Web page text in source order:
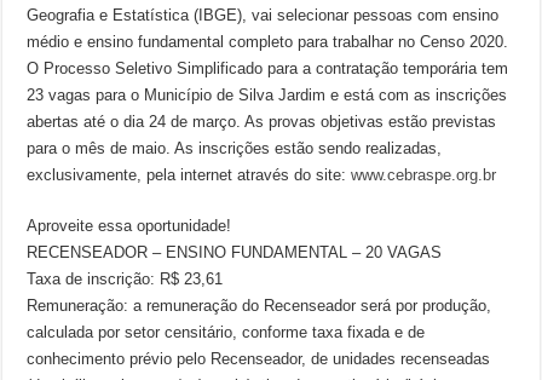
Geografia e Estatística (IBGE), vai selecionar pessoas com ensino
médio e ensino fundamental completo para trabalhar no Censo 2020.
O Processo Seletivo Simplificado para a contratação temporária tem
23 vagas para o Município de Silva Jardim e está com as inscrições
abertas até o dia 24 de março. As provas objetivas estão previstas
para o mês de maio. As inscrições estão sendo realizadas,
exclusivamente, pela internet através do site:www.cebraspe.org.br
Aproveite essa oportunidade!
RECENSEADOR – ENSINO FUNDAMENTAL – 20 VAGAS
Taxa de inscrição: R$ 23,61
Remuneração: a remuneração do Recenseador será por produção,
calculada por setor censitário, conforme taxa fixada e de
conhecimento prévio pelo Recenseador, de unidades recenseadas